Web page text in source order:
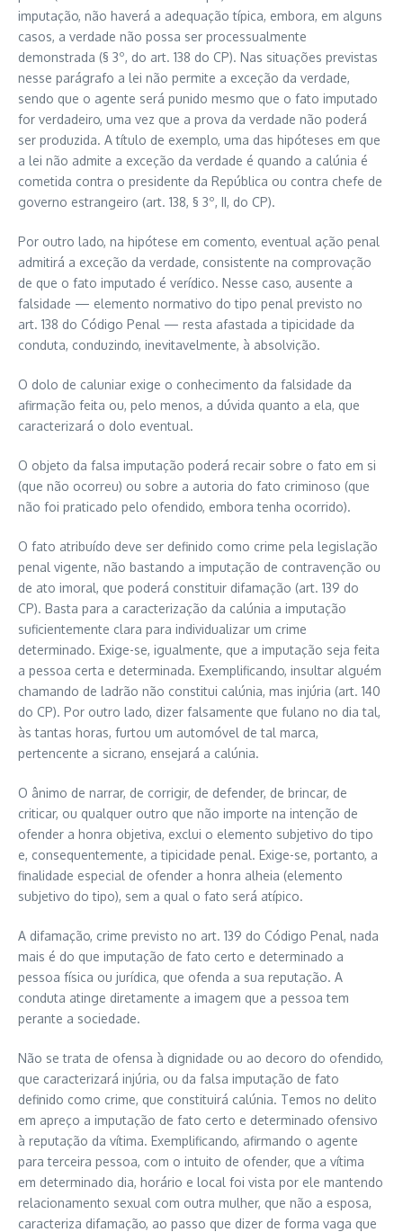
imputação, não haverá a adequação típica, embora, em alguns
casos, a verdade não possa ser processualmente
demonstrada (§ 3º, do art. 138 do CP). Nas situações previstas
nesse parágrafo a lei não permite a exceção da verdade,
sendo que o agente será punido mesmo que o fato imputado
for verdadeiro, uma vez que a prova da verdade não poderá
ser produzida. A título de exemplo, uma das hipóteses em que
a lei não admite a exceção da verdade é quando a calúnia é
cometida contra o presidente da República ou contra chefe de
governo estrangeiro (art. 138, § 3º, II, do CP).
Por outro lado, na hipótese em comento, eventual ação penal
admitirá a exceção da verdade, consistente na comprovação
de que o fato imputado é verídico. Nesse caso, ausente a
falsidade — elemento normativo do tipo penal previsto no
art. 138 do Código Penal — resta afastada a tipicidade da
conduta, conduzindo, inevitavelmente, à absolvição.
O dolo de caluniar exige o conhecimento da falsidade da
afirmação feita ou, pelo menos, a dúvida quanto a ela, que
caracterizará o dolo eventual.
O objeto da falsa imputação poderá recair sobre o fato em si
(que não ocorreu) ou sobre a autoria do fato criminoso (que
não foi praticado pelo ofendido, embora tenha ocorrido).
O fato atribuído deve ser definido como crime pela legislação
penal vigente, não bastando a imputação de contravenção ou
de ato imoral, que poderá constituir difamação (art. 139 do
CP). Basta para a caracterização da calúnia a imputação
suficientemente clara para individualizar um crime
determinado. Exige-se, igualmente, que a imputação seja feita
a pessoa certa e determinada. Exemplificando, insultar alguém
chamando de ladrão não constitui calúnia, mas injúria (art. 140
do CP). Por outro lado, dizer falsamente que fulano no dia tal,
às tantas horas, furtou um automóvel de tal marca,
pertencente a sicrano, ensejará a calúnia.
O ânimo de narrar, de corrigir, de defender, de brincar, de
criticar, ou qualquer outro que não importe na intenção de
ofender a honra objetiva, exclui o elemento subjetivo do tipo
e, consequentemente, a tipicidade penal. Exige-se, portanto, a
finalidade especial de ofender a honra alheia (elemento
subjetivo do tipo), sem a qual o fato será atípico.
A difamação, crime previsto no art. 139 do Código Penal, nada
mais é do que imputação de fato certo e determinado a
pessoa física ou jurídica, que ofenda a sua reputação. A
conduta atinge diretamente a imagem que a pessoa tem
perante a sociedade.
Não se trata de ofensa à dignidade ou ao decoro do ofendido,
que caracterizará injúria, ou da falsa imputação de fato
definido como crime, que constituirá calúnia. Temos no delito
em apreço a imputação de fato certo e determinado ofensivo
à reputação da vítima. Exemplificando, afirmando o agente
para terceira pessoa, com o intuito de ofender, que a vítima
em determinado dia, horário e local foi vista por ele mantendo
relacionamento sexual com outra mulher, que não a esposa,
caracteriza difamação, ao passo que dizer de forma vaga que